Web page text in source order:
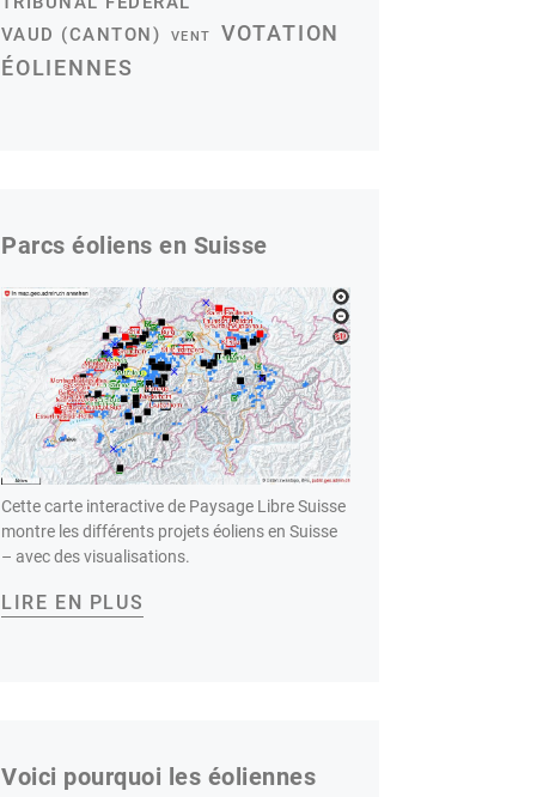
VAUD (CANTON)
VENT
VOTATION
ÉOLIENNES
Parcs éoliens en Suisse
Cette carte interactive de Paysage Libre Suisse
montre les différents projets éoliens en Suisse
– avec des visualisations.
LIRE EN PLUS
Voici pourquoi les éoliennes